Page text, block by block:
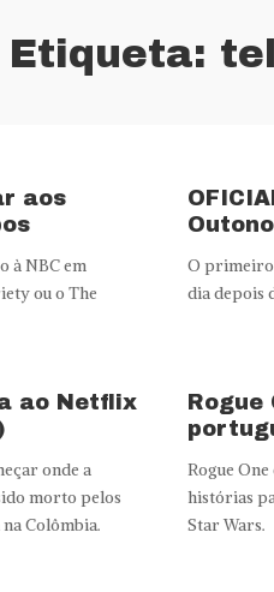
Etiqueta:
aos
à NBC em
ou o The
Outono
O primeiro
dia depois
ao Netflix
onde a
morto pelos
Colômbia.
Rogue
Rogue
histórias
Star Wars.